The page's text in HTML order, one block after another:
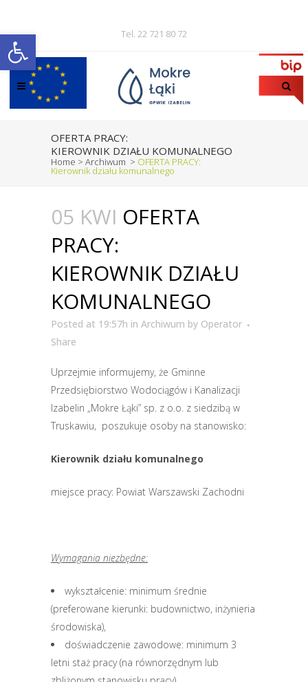
Otwórz pasek narzędzi Tel. 22 721 80 72
OFERTA PRACY:
KIEROWNIK DZIAŁU KOMUNALNEGO
Home > Archiwum > OFERTA PRACY:
Kierownik działu komunalnego
05 KWI OFERTA
PRACY:
KIEROWNIK DZIAŁU
KOMUNALNEGO
Posted at 19:57h in Archiwum by Operator
Share
Uprzejmie informujemy, że Gminne
Przedsiębiorstwo Wodociągów i Kanalizacji
Izabelin „Mokre Łąki” sp. z o.o. z siedzibą w
Truskawiu, poszukuje osoby na stanowisko:
Kierownik działu komunalnego
miejsce pracy: Powiat Warszawski Zachodni
Wymagania niezbędne:
wykształcenie: minimum średnie
(preferowane kierunki: budownictwo, inżynieria
środowiska),
doświadczenie zawodowe: minimum 3
letni staż pracy (na równorzędnym lub